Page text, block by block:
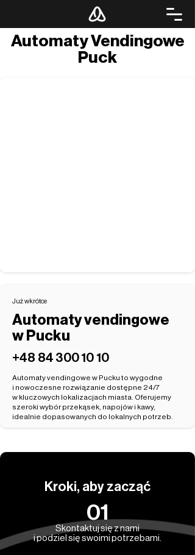
Automaty Vendingowe
Puck
Już wkrótce
Automaty vendingowe
w Pucku
‭+48 84 300 10 10‬
Automaty vendingowe w Pucku to wygodne
i nowoczesne rozwiązanie dostępne 24/7
w kluczowych lokalizacjach miasta. Oferujemy
szeroki wybór przekąsek, napojów i kawy,
idealnie dopasowanych do lokalnych potrzeb.
Kroki, aby zacząć
01
Skontaktuj się z nami
i podziel się swoimi potrzebami.